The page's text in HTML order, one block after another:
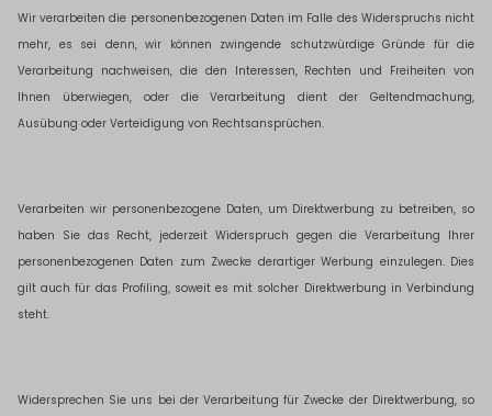
Wir verarbeiten die personenbezogenen Daten im Falle des Widerspruchs nicht
mehr, es sei denn, wir können zwingende schutzwürdige Gründe für die
Verarbeitung nachweisen, die den Interessen, Rechten und Freiheiten von
Ihnen überwiegen, oder die Verarbeitung dient der Geltendmachung,
Ausübung oder Verteidigung von Rechtsansprüchen.
Verarbeiten wir personenbezogene Daten, um Direktwerbung zu betreiben, so
haben Sie das Recht, jederzeit Widerspruch gegen die Verarbeitung Ihrer
personenbezogenen Daten zum Zwecke derartiger Werbung einzulegen. Dies
gilt auch für das Profiling, soweit es mit solcher Direktwerbung in Verbindung
steht.
Widersprechen Sie uns bei der Verarbeitung für Zwecke der Direktwerbung, so